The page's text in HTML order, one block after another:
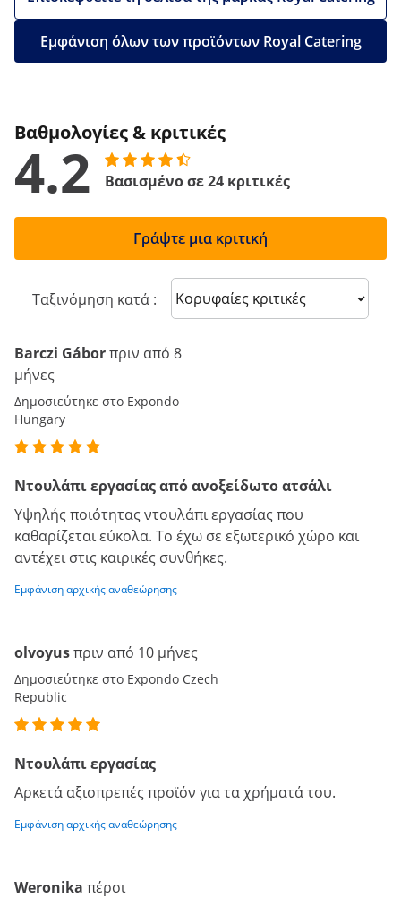
Εμφάνιση όλων των προϊόντων Royal Catering
Βαθμολογίες & κριτικές
4.2 Βασισμένο σε 24 κριτικές
Γράψτε μια κριτική
Ταξινόμηση κατά : Sort reviews
Barczi Gáborπριν από 8
μήνες
Δημοσιεύτηκε στο Expondo
Hungary
Ντουλάπι εργασίας από ανοξείδωτο ατσάλι
Υψηλής ποιότητας ντουλάπι εργασίας που
καθαρίζεται εύκολα. Το έχω σε εξωτερικό χώρο και
αντέχει στις καιρικές συνθήκες.
Εμφάνιση αρχικής αναθεώρησης
olvoyusπριν από 10 μήνες
Δημοσιεύτηκε στο Expondo Czech
Republic
Ντουλάπι εργασίας
Αρκετά αξιοπρεπές προϊόν για τα χρήματά του.
Εμφάνιση αρχικής αναθεώρησης
Weronika πέρσι